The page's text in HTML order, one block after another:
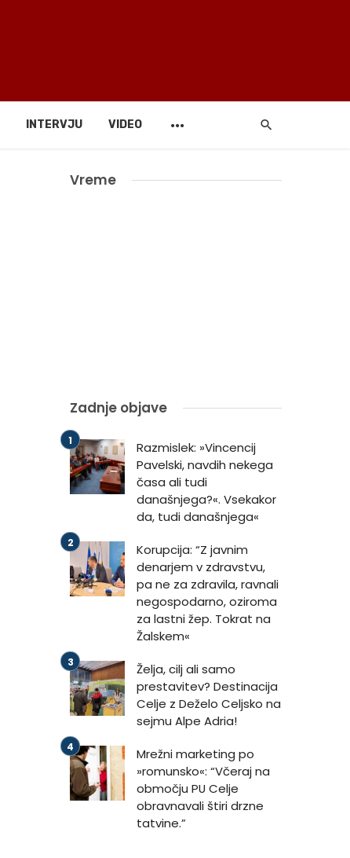
INTERVJU VIDEO
Vreme
Zadnje objave
Razmislek: »Vincencij
Pavelski, navdih nekega
časa ali tudi
današnjega?«. Vsekakor
da, tudi današnjega«
Korupcija: “Z javnim
denarjem v zdravstvu,
pa ne za zdravila, ravnali
negospodarno, oziroma
za lastni žep. Tokrat na
Žalskem«
Želja, cilj ali samo
prestavitev? Destinacija
Celje z Deželo Celjsko na
sejmu Alpe Adria!
Mrežni marketing po
»romunsko«: “Včeraj na
območju PU Celje
obravnavali štiri drzne
tatvine.”